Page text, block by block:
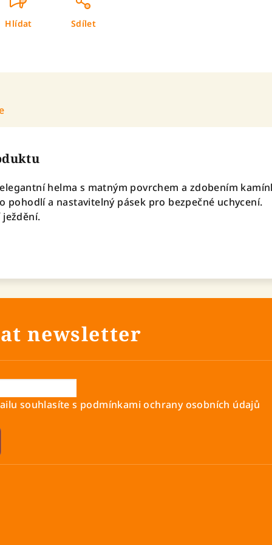
Hlídat Sdílet
helma s matným povrchem a zdobením
pohodlí a nastavitelný pásek pro bezpečné uchycení.
newsletter
souhlasíte s podmínkami ochrany osobních údajů